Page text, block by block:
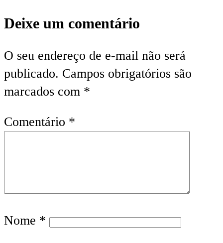
Deixe um comentário
O seu endereço de e-mail não será
publicado. Campos obrigatórios são
marcados com *
Comentário *
Nome *